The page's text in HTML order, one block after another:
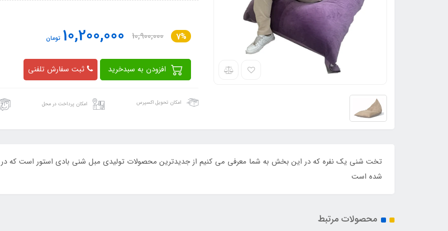
7%
10,900,000
10,200,000 تومان
ثبت سفارش تلفنی
امکان تحویل اکسپرس امکان پرداخت در محل
تخت شنی یک نفره که در این بخش به شما معرفی می کنیم از جدیدترین محصولات تولیدی مبل شنی بادی استور است که در
شده است
محصولات مرتبط